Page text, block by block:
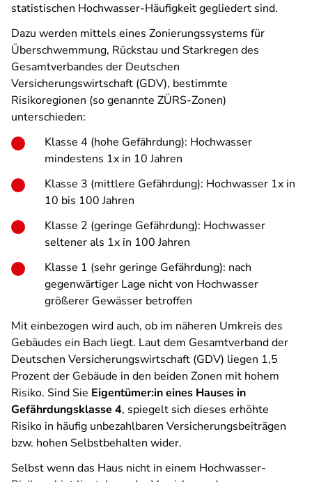
statistischen Hochwasser-Häufigkeit gegliedert sind.
Dazu werden mittels eines Zonierungssystems für
Überschwemmung, Rückstau und Starkregen des
Gesamtverbandes der Deutschen
Versicherungswirtschaft (GDV), bestimmte
Risikoregionen (so genannte ZÜRS-Zonen)
unterschieden:
Klasse 4 (hohe Gefährdung): Hochwasser
mindestens 1x in 10 Jahren
Klasse 3 (mittlere Gefährdung): Hochwasser 1x in
10 bis 100 Jahren
Klasse 2 (geringe Gefährdung): Hochwasser
seltener als 1x in 100 Jahren
Klasse 1 (sehr geringe Gefährdung): nach
gegenwärtiger Lage nicht von Hochwasser
größerer Gewässer betroffen
Mit einbezogen wird auch, ob im näheren Umkreis des
Gebäudes ein Bach liegt. Laut dem Gesamtverband der
Deutschen Versicherungswirtschaft (GDV) liegen 1,5
Prozent der Gebäude in den beiden Zonen mit hohem
Risiko. Sind Sie Eigentümer:in eines Hauses in
Gefährdungsklasse 4, spiegelt sich dieses erhöhte
Risiko in häufig unbezahlbaren Versicherungsbeiträgen
bzw. hohen Selbstbehalten wider.
Selbst wenn das Haus nicht in einem Hochwasser-